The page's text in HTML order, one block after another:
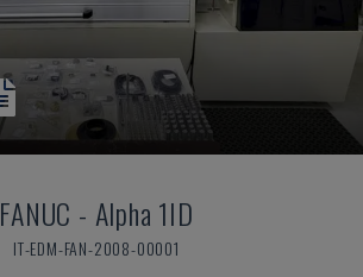
FANUC - Alpha 1ID
IT-EDM-FAN-2008-00001